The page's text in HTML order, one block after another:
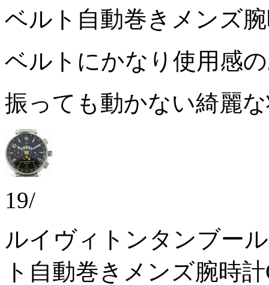
ベルト自動巻きメンズ
ベルトにかなり使用感
振っても動かない綺麗
19/
ルイヴィトンタンブー
ト自動巻きメンズ腕時計